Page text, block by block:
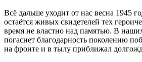
Всё дальше уходит от нас весна 1945
остаётся живых свидетелей тех
время не властно над памятью. В
погаснет благодарность поколению
на фронте и в тылу приближал